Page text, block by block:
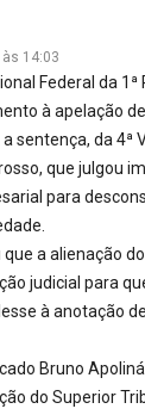
14:03
Federal da 1ª
à apelação
sentença, da 4ª
que julgou
para
a alienação
judicial para
à anotação
Bruno
do Superior